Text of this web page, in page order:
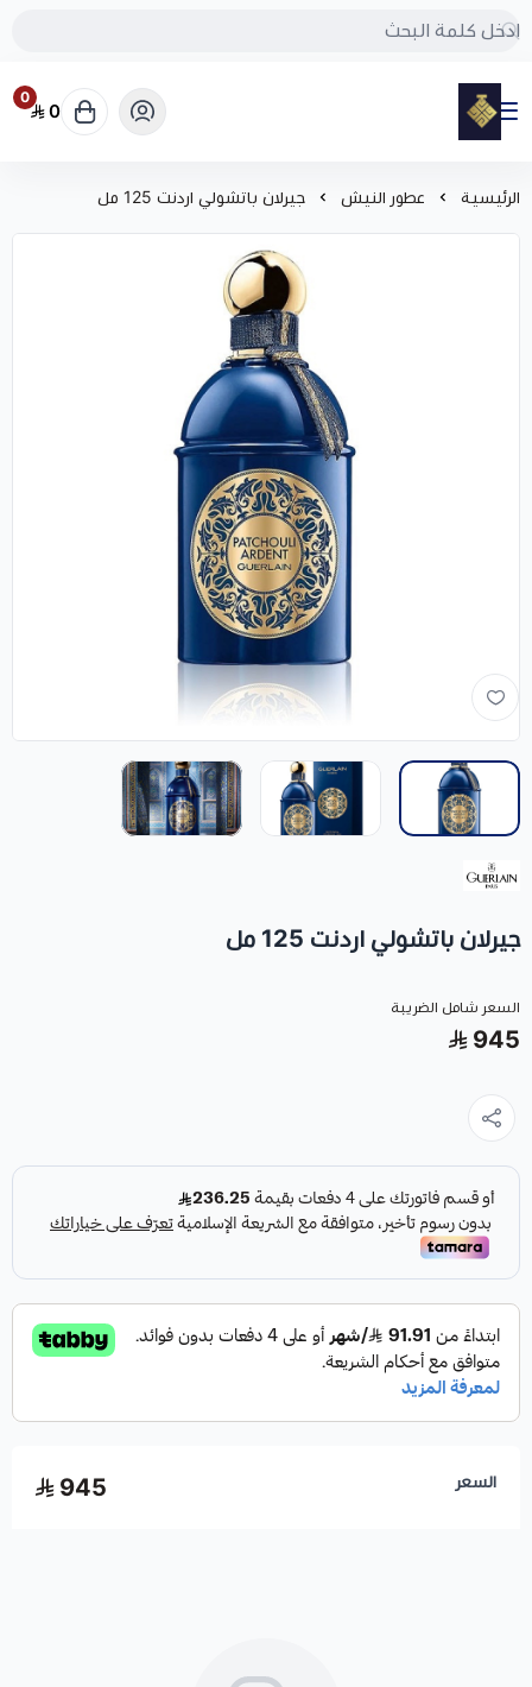
مود
0
0
الرئيسية عطور النيش جيرلان باتشولي اردنت 125 مل
جيرلان باتشولي اردنت 125 مل
السعر شامل الضريبة
945
السعر 945